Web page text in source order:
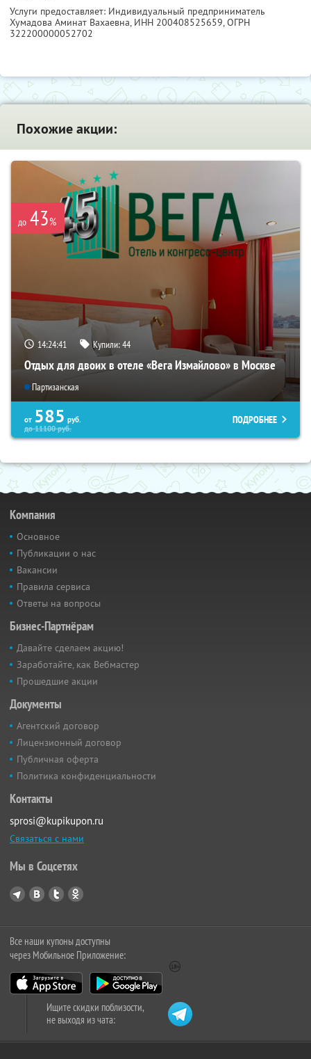
Услуги предоставляет: Индивидуальный предприниматель
Хумадова Аминат Вахаевна, ИНН 200408525659, ОГРН
322200000052702
Похожие акции:
до 43%
14:24:40 Купили:44
Отдых для двоих в отеле «Вега Измайлово» в Москве
Партизанская
от 585 руб.
до11100руб.
ПОДРОБНЕЕ
Компания
Основное
Публикации о нас
Вакансии
Правила сервиса
Ответы на вопросы
Бизнес-Партнёрам
Давайте сделаем акцию!
Заработайте, как Вебмастер
Прошедшие акции
Документы
Агентский договор
Лицензионный договор
Публичная оферта
Политика конфиденциальности
Контакты
sprosi@kupikupon.ru
Связаться с нами
Мы в Соцсетях
Все наши купоны доступны
через Мобильное Приложение:
Ищите скидки поблизости,
не выходя из чата: